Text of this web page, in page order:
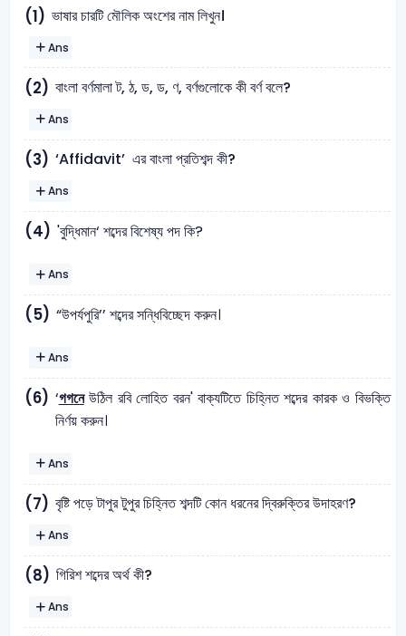
(1) ভাষার চারটি মৌলিক অংশের নাম লিখুন।
Ans
(2) বাংলা বর্ণমালা ট, ঠ, ড, ড, ণ, বর্ণগুলোকে কী বর্ণ বলে?
Ans
(3) ‘Affidavit’ এর বাংলা প্রতিশব্দ কী?
Ans
(4) 'বুদ্ধিমান‘ শব্দের বিশেষ্য পদ কি?
Ans
(5) “উপর্যপুরি’’ শব্দের সন্ধিবিচ্ছেদ করুন।
Ans
(6) ‘গগনেউঠিল রবি লােহিত বরন' বাক্যটিতে চিহ্নিত শব্দের কারক ও বিভক্তি
নির্ণয় করুন।
Ans
(7) বৃষ্টি পড়ে টাপুর টুপুর চিহ্নিত শব্দটি কোন ধরনের দ্বিরুক্তির উদাহরণ?
Ans
(8) গিরিশ শব্দের অর্থ কী?
Ans